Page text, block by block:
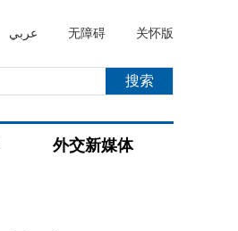
عربي 无障碍 关怀版
外交新媒体